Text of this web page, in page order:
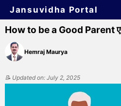
Jansuvidha Portal
How to be a Good Parent
Hemraj Maurya
📝 Updated on: July 2, 2025